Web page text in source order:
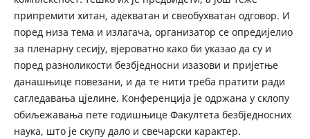
припремити хитан, адекватан и свеобухватан одговор. И
поред низа тема и излагача, организатор се опредијелио
за пленарну сесију, вјероватно како би указао да су и
поред разноликости безбједносни изазови и пријетње
данашњице повезани, и да те нити треба пратити ради
сагледавања цјелине. Конференција је одржана у склопу
обиљежавања пете годишњице Факултета безбједносних
наука, што је скупу дало и свечарски карактер.